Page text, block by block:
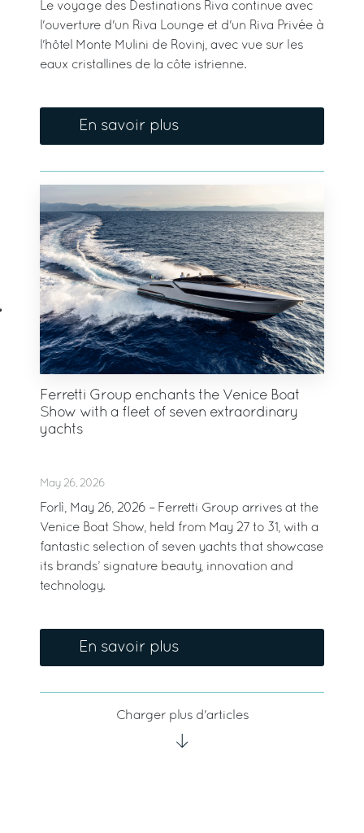
Le voyage des Destinations Riva continue avec
l'ouverture d'un Riva Lounge et d'un Riva Privée à
l'hôtel Monte Mulini de Rovinj, avec vue sur les
eaux cristallines de la côte istrienne.
En savoir plus
Ferretti Group enchants the Venice Boat
Show with a fleet of seven extraordinary
yachts
May 26, 2026
Forlì, May 26, 2026 – Ferretti Group arrives at the
Venice Boat Show, held from May 27 to 31, with a
fantastic selection of seven yachts that showcase
its brands’ signature beauty, innovation and
technology.
En savoir plus
Charger plus d'articles